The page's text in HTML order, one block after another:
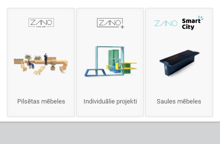
Pilsētas mēbeles Individuālie projekti Saules mēbeles